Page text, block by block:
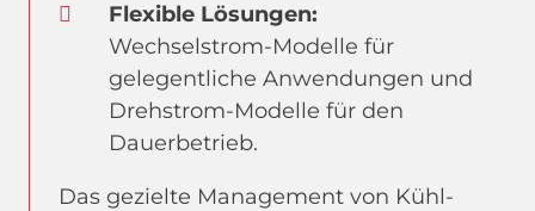
Flexible Lösungen:
Wechselstrom-Modelle für
gelegentliche Anwendungen und
Drehstrom-Modelle für den
Dauerbetrieb.
Das gezielte Management von Kühl-